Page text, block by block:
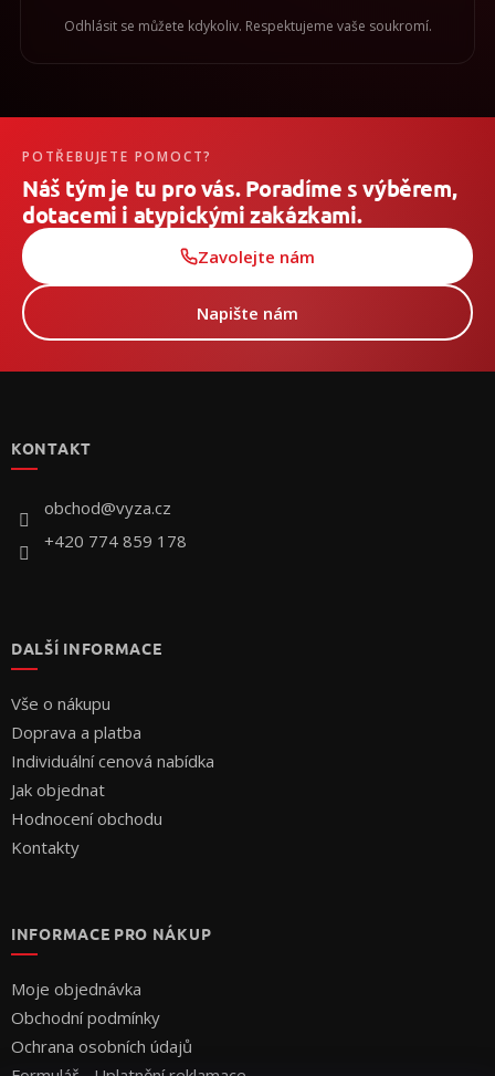
Odhlásit se můžete kdykoliv. Respektujeme vaše soukromí.
POTŘEBUJETE POMOCT?
Náš tým je tu pro vás. Poradíme s výběrem,
dotacemi i atypickými zakázkami.
Zavolejte nám
Napište nám
KONTAKT
obchod@vyza.cz
+420 774 859 178
DALŠÍ INFORMACE
Vše o nákupu
Doprava a platba
Individuální cenová nabídka
Jak objednat
Hodnocení obchodu
Kontakty
INFORMACE PRO NÁKUP
Moje objednávka
Obchodní podmínky
Ochrana osobních údajů